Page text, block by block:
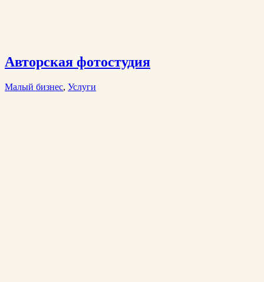
Авторская фотостудия
Малый бизнес, Услуги